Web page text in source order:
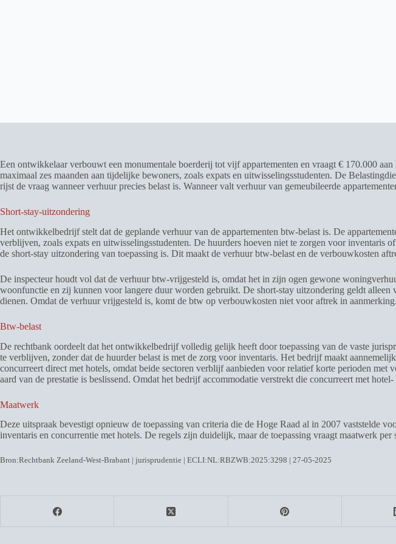
Een ontwikkelaar verbouwt een monumentale boerderij tot vijf appartementen en vraagt € 170.000
maximaal zes maanden aan tijdelijke bewoners, zoals expats en uitwisselingsstudenten. De
rijst de vraag wanneer verhuur precies belast is. Wanneer valt verhuur van gemeubileerde
Short-stay-uitzondering
Het ontwikkelbedrijf stelt dat de geplande verhuur van de appartementen btw-belast is. De
verblijven, zoals expats en uitwisselingsstudenten. De huurders hoeven niet te zorgen voor
de short-stay uitzondering van toepassing is. Dit maakt de verhuur btw-belast en de verbouwkosten
De inspecteur houdt vol dat de verhuur btw-vrijgesteld is, omdat het in zijn ogen gewone
woonfunctie en zij kunnen voor langere duur worden gebruikt. De short-stay uitzondering geldt
dienen. Omdat de verhuur vrijgesteld is, komt de btw op verbouwkosten niet voor aftrek in aanmerking.
Btw-belast
De rechtbank oordeelt dat het ontwikkelbedrijf volledig gelijk heeft door toepassing van de vaste
te verblijven, zonder dat de huurder belast is met de zorg voor inventaris. Het bedrijf maakt
concurreert direct met hotels, omdat beide sectoren verblijf aanbieden voor relatief korte perioden
aard van de prestatie is beslissend. Omdat het bedrijf accommodatie verstrekt die concurreert met
Maatwerk
Deze uitspraak bevestigt opnieuw de toepassing van criteria die de Hoge Raad al in 2007 vaststelde
inventaris en concurrentie met hotels. De regels zijn duidelijk, maar de toepassing vraagt maatwerk per
Bron:Rechtbank Zeeland-West-Brabant | jurisprudentie | ECLI:NL:RBZWB:2025:3298 | 27-05-2025